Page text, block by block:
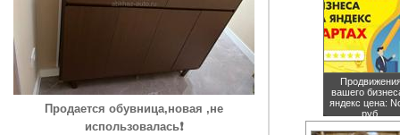
Продается обувница,новая ,не
использовалась❗️
вашего
яндекс цена:
руб.